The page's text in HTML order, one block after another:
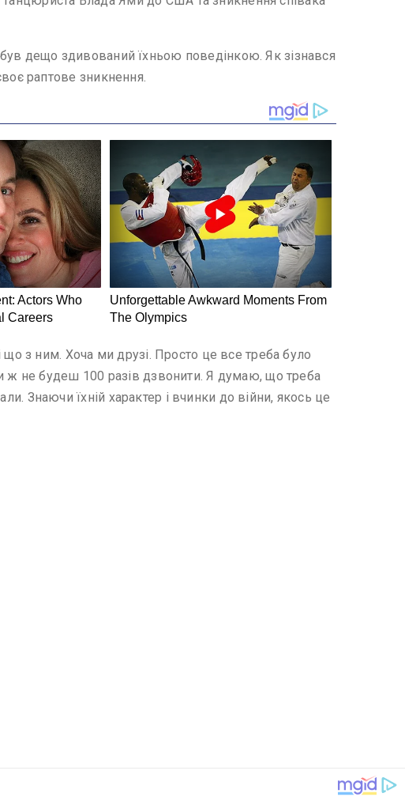
дещо здивований їхньою поведінкою. Як зізнався
раптове зникнення.
з ним. Хоча ми друзі. Просто це все треба було
ж не будеш 100 разів дзвонити. Я думаю, що треба
Знаючи їхній характер і вчинки до війни, якось це